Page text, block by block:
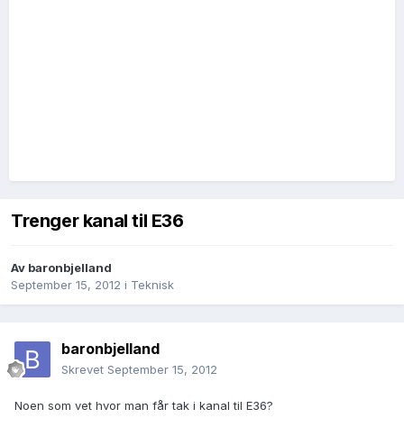
Trenger kanal til E36
Av baronbjelland
September 15, 2012 i Teknisk
baronbjelland
Skrevet September 15, 2012
Noen som vet hvor man får tak i kanal til E36?